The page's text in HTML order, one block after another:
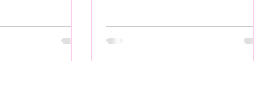
sembrano
tecnologia più avanzata e un
giorno può essere quello giusto